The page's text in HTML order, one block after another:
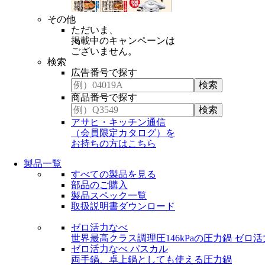
その他
ただいま、
掲載中のキャンペーンは
ございません。
検索
広告番号で探す
商品番号で探す
アサヒ・キッチン通信
（会員限定カタログ）を
お持ちの方はこちら
製品一覧
すべての製品を見る
部品のご購入
製品スペック一覧
取扱説明書ダウンロード
ゼロ活力なべ
世界最高クラス調理圧146kPaの圧力鍋 ゼロ活
ゼロ活力なべ パスカル
両手鍋、卓上鍋としても使える圧力鍋